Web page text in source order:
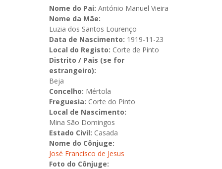
Nome do Pai: António Manuel Vieira
Nome da Mãe:
Luzia dos Santos Lourenço
Data de Nascimento: 1919-11-23
Local do Registo: Corte de Pinto
Distrito / Pais (se for
estrangeiro):
Beja
Concelho: Mértola
Freguesia: Corte do Pinto
Local de Nascimento:
Mina São Domingos
Estado Civil: Casada
Nome do Cônjuge:
José Francisco de Jesus
Foto do Cônjuge: